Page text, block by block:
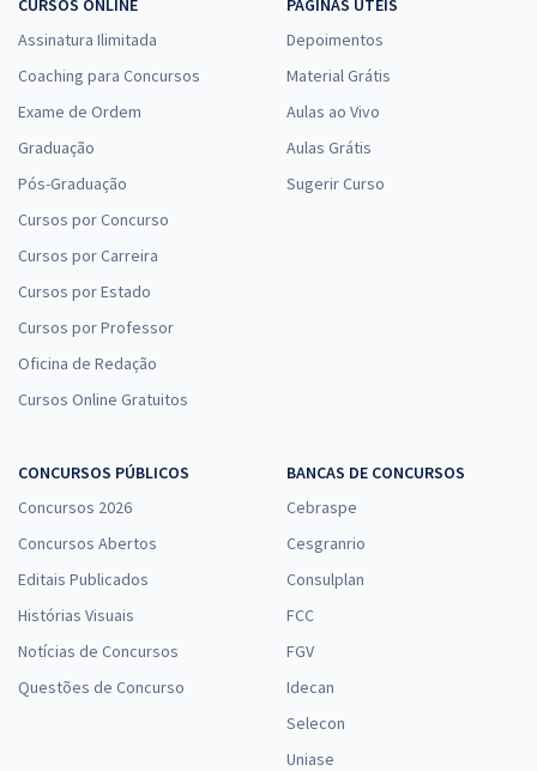
CURSOS ONLINE
Assinatura Ilimitada
Coaching para Concursos
Exame de Ordem
Graduação
Pós-Graduação
Cursos por Concurso
Cursos por Carreira
Cursos por Estado
Cursos por Professor
Oficina de Redação
Cursos Online Gratuitos
PÁGINAS ÚTEIS
Depoimentos
Material Grátis
Aulas ao Vivo
Aulas Grátis
Sugerir Curso
CONCURSOS PÚBLICOS
Concursos 2026
Concursos Abertos
Editais Publicados
Histórias Visuais
Notícias de Concursos
Questões de Concurso
BANCAS DE CONCURSOS
Cebraspe
Cesgranrio
Consulplan
FCC
FGV
Idecan
Selecon
Uniase